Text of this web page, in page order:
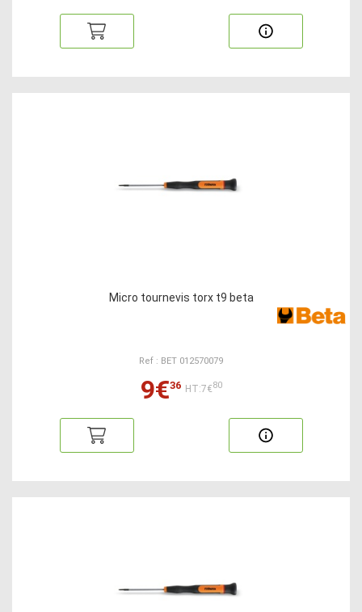
Micro tournevis torx t9 beta
Ref : BET 012570079
9€36 HT:7€80